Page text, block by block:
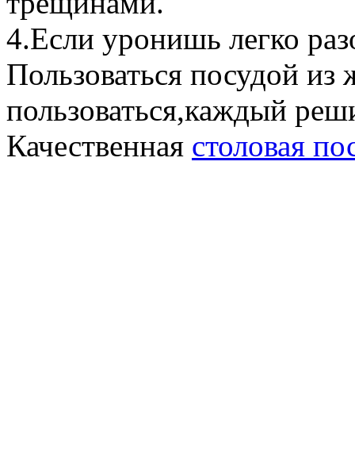
4.Если уронишь легко
Пользоваться посудой из
пользоваться,каждый
Качественная столовая